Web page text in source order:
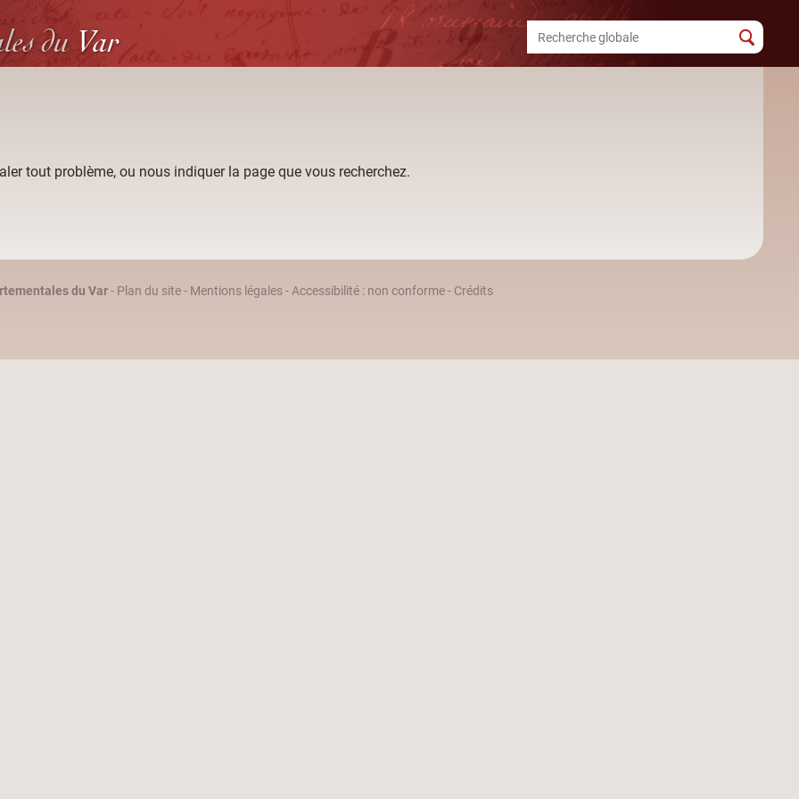
du Var
tout problème, ou nous indiquer la page que vous recherchez.
du Var- Plan du site- Mentions légales-Accessibilité : non conforme- Crédits